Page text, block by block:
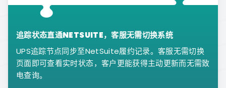
追踪状态直通NETSUITE，客服无需切换系统
UPS追踪节点同步至NetSuite履约记录。客服无需切换
页面即可查看实时状态，客户更能获得主动更新而无需致
电查询。